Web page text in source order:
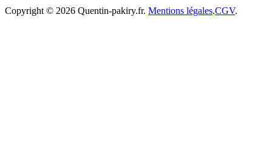
Copyright © 2026 Quentin-pakiry.fr. Mentions légales.CGV.